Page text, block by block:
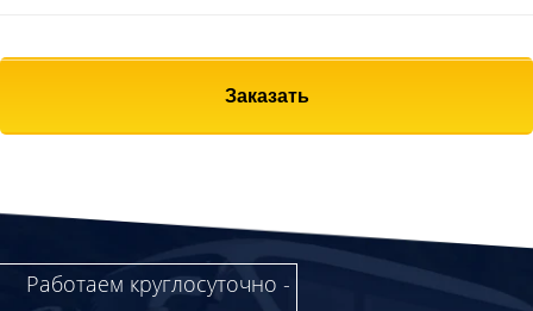
Заказать
Работаем круглосуточно -